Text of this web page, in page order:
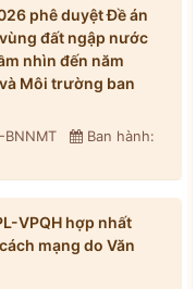
phê duyệt Đề án
đất ngập nước
nhìn đến năm
Môi trường ban
Ban hành:
VPQH hợp nhất
mạng do Văn